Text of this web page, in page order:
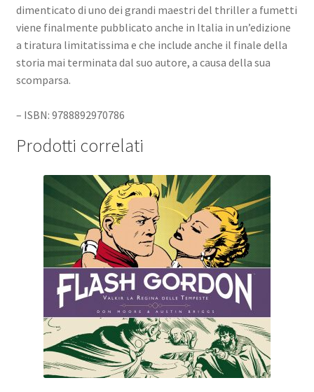
dimenticato di uno dei grandi maestri del thriller a fumetti
viene finalmente pubblicato anche in Italia in un’edizione
a tiratura limitatissima e che include anche il finale della
storia mai terminata dal suo autore, a causa della sua
scomparsa.
– ISBN: 9788892970786
Prodotti correlati